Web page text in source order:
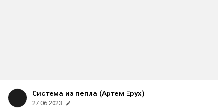
Система из пепла (Артем Ерух)
27.06.2023